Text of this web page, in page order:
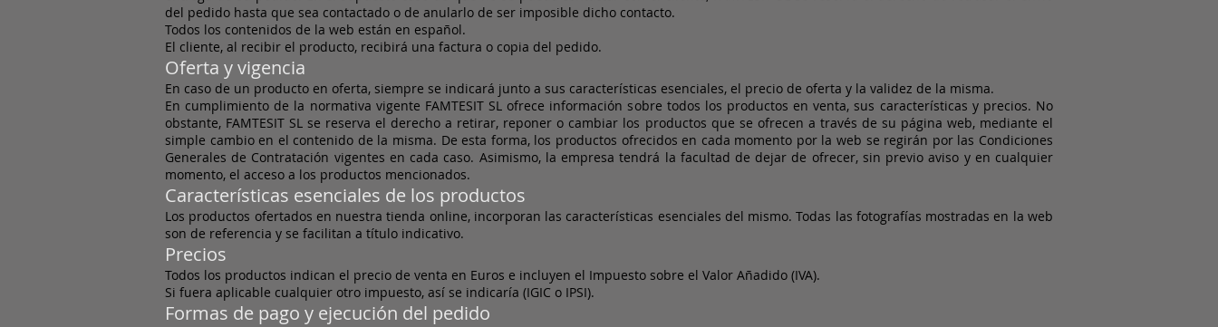
del pedido hasta que sea contactado o de anularlo de ser imposible dicho contacto.
Todos los contenidos de la web están en español.
El cliente, al recibir el producto, recibirá una factura o copia del pedido.
Oferta y vigencia
En caso de un producto en oferta, siempre se indicará junto a sus características esenciales, el precio de oferta y la validez de la misma.
En cumplimiento de la normativa vigente FAMTESIT SL ofrece información sobre todos los productos en venta, sus características y precios. No
obstante, FAMTESIT SL se reserva el derecho a retirar, reponer o cambiar los productos que se ofrecen a través de su página web, mediante el
simple cambio en el contenido de la misma. De esta forma, los productos ofrecidos en cada momento por la web se regirán por las Condiciones
Generales de Contratación vigentes en cada caso. Asimismo, la empresa tendrá la facultad de dejar de ofrecer, sin previo aviso y en cualquier
momento, el acceso a los productos mencionados.
Características esenciales de los productos
Los productos ofertados en nuestra tienda online, incorporan las características esenciales del mismo. Todas las fotografías mostradas en la web
son de referencia y se facilitan a título indicativo.
Precios
Todos los productos indican el precio de venta en Euros e incluyen el Impuesto sobre el Valor Añadido (IVA).
Si fuera aplicable cualquier otro impuesto, así se indicaría (IGIC o IPSI).
Formas de pago y ejecución del pedido